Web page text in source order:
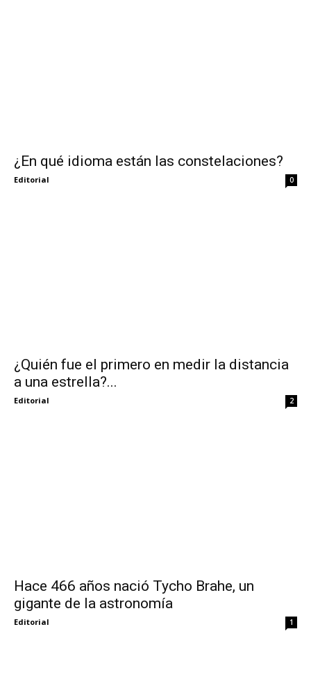
¿En qué idioma están las constelaciones?
Editorial 0
¿Quién fue el primero en medir la distancia
a una estrella?...
Editorial 2
Hace 466 años nació Tycho Brahe, un
gigante de la astronomía
Editorial 1